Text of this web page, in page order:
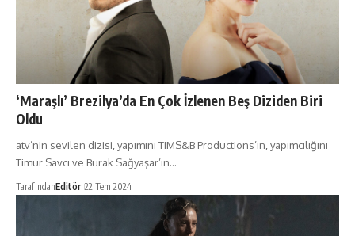
‘Maraşlı’ Brezilya’da En Çok İzlenen Beş Diziden Biri
Oldu
atv’nin sevilen dizisi, yapımını TIMS&B Productions’ın, yapımcılığını
Timur Savcı ve Burak Sağyaşar’ın…
TarafındanEditör 22 Tem 2024